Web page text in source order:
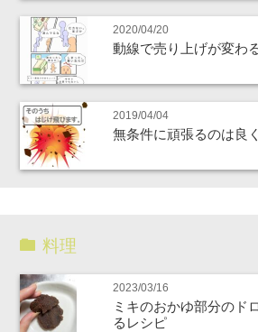
2020/04/20
動線で売り上げが変わ
2019/04/04
無条件に頑張るのは良
料理
2023/03/16
ミキのおかゆ部分のド
るレシピ